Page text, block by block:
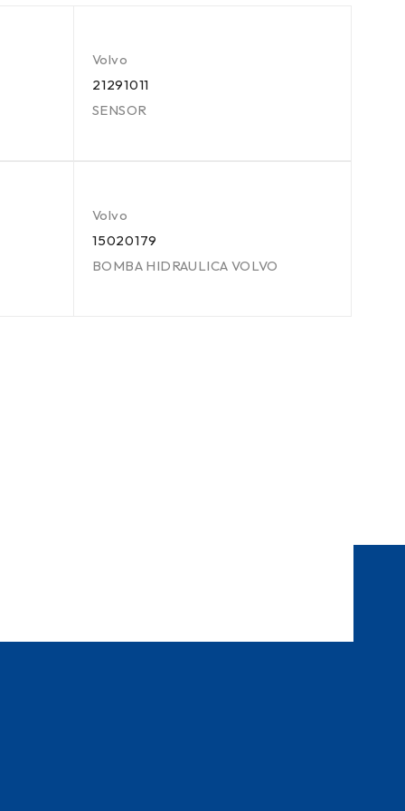
Volvo
21291011
SENSOR
Volvo
15020179
BOMBA HIDRAULICA VOLVO